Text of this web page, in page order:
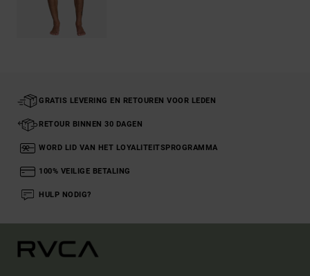
GRATIS LEVERING EN RETOUREN VOOR LEDEN
RETOUR BINNEN 30 DAGEN
WORD LID VAN HET LOYALITEITSPROGRAMMA
100% VEILIGE BETALING
HULP NODIG?